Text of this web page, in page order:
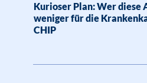
Kurioser Plan: Wer diese
weniger für die
CHIP